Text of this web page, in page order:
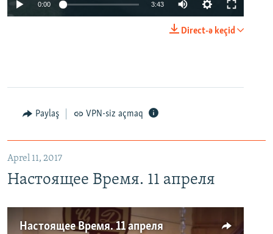
0:00 3:43
Direct-ə keçid
Paylaş VPN-siz açmaq
Aprel 11, 2017
Настоящее Время. 11 апреля
Настоящее Время. 11 апреля